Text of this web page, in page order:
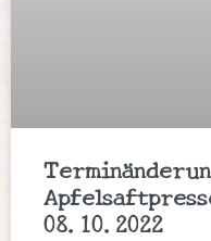
08.10.2022